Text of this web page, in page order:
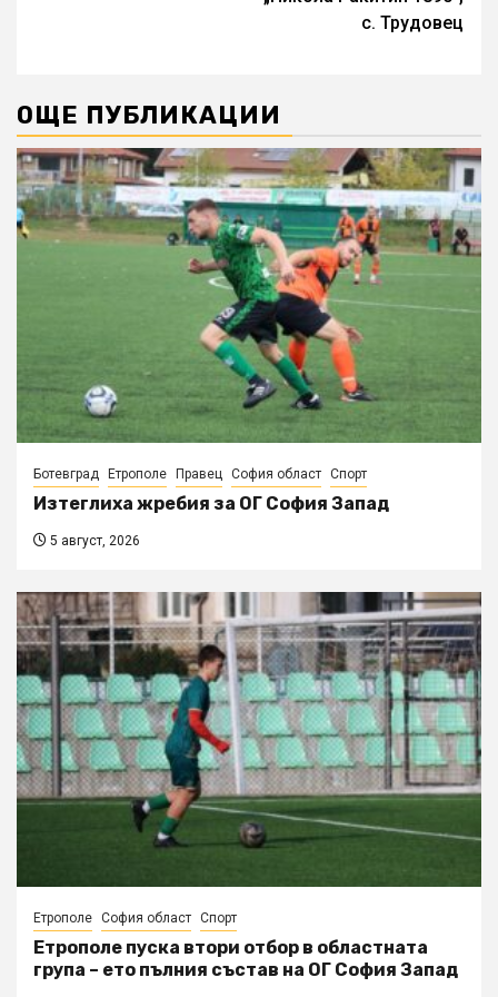
с. Трудовец
ОЩЕ ПУБЛИКАЦИИ
Ботевград Етрополе Правец София област Спорт
Изтеглиха жребия за ОГ София Запад
5 август, 2026
Етрополе София област Спорт
Етрополе пуска втори отбор в областната
група – ето пълния състав на ОГ София Запад